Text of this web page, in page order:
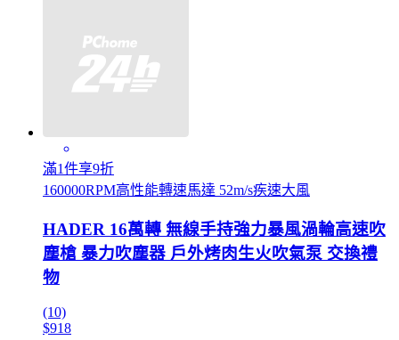
滿1件享9折
160000RPM高性能轉速馬達 52m/s疾速大風
HADER 16萬轉 無線手持強力暴風渦輪高速吹
塵槍 暴力吹塵器 戶外烤肉生火吹氣泵 交換禮
物
(10)
$918